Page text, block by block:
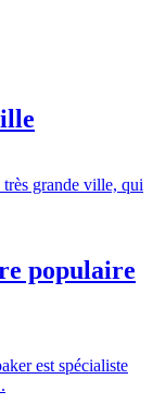
grande ville, qui
populaire
est spécialiste